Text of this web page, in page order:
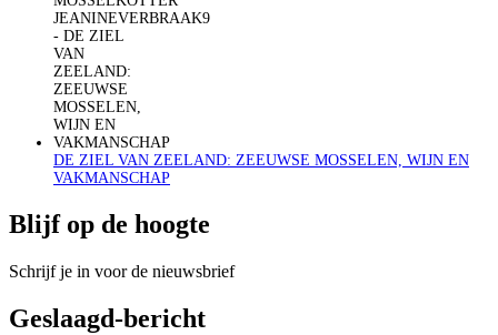
DE ZIEL VAN ZEELAND: ZEEUWSE MOSSELEN, WIJN EN
VAKMANSCHAP
Blijf op de hoogte
Schrijf je in voor de nieuwsbrief
Geslaagd-bericht